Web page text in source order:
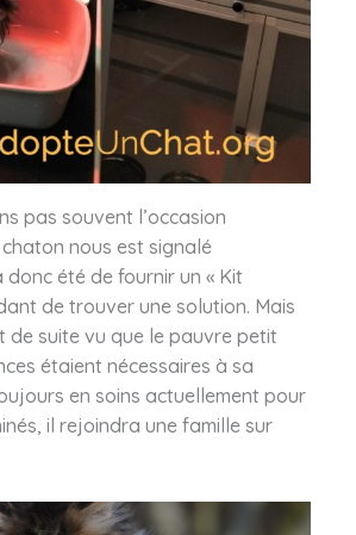
pas souvent l’occasion
chaton nous est signalé
été de fournir un « Kit
de trouver une solution. Mais
de suite vu que le pauvre petit
étaient nécessaires à sa
en soins actuellement pour
il rejoindra une famille sur